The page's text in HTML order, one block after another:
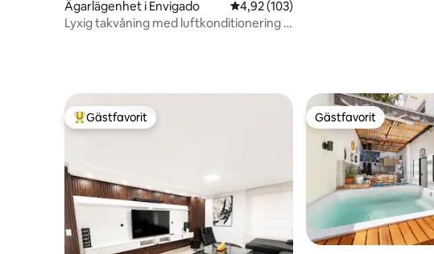
Ägarlägenhet i Envigado 4,92 av 5 i genomsnittligt betyg, 103
4,92 (103)
Lyxig takvåning med luftkonditionering i
Populär gästfavorit
Gästfavorit Gästfavorit
Gästfavorit